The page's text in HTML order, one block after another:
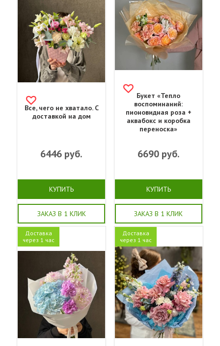
Все, чего не хватало. С
доставкой на дом
6446 руб.
КУПИТЬ
ЗАКАЗ В 1 КЛИК
Букет «Тепло
воспоминаний:
пионовидная роза +
аквабокс и коробка
переноска»
6690руб.
КУПИТЬ
ЗАКАЗ В 1 КЛИК
Доставка
через 1 час
Доставка
через 1 час